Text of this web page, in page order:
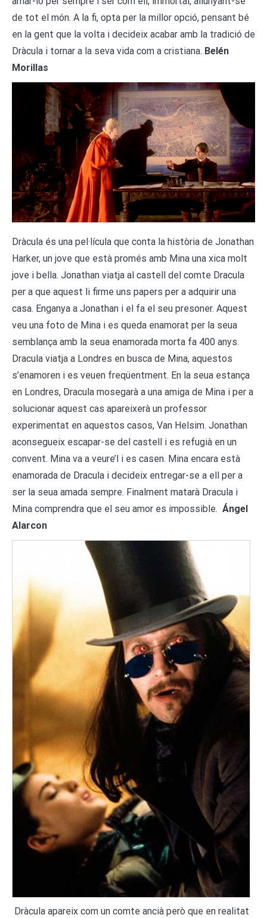
de tot el món. A la fi, opta per la millor opció, pensant bé
en la gent que la volta i decideix acabar amb la tradició de
Dràcula i tornar a la seva vida com a cristiana. Belén
Morillas
Dràcula és una pel·lícula que conta la història de Jonathan
Harker, un jove que està promés amb Mina una xica molt
jove i bella. Jonathan viatja al castell del comte Dracula
per a que aquest li firme uns papers per a adquirir una
casa. Enganya a Jonathan i el fa el seu presoner. Aquest
veu una foto de Mina i es queda enamorat per la seua
semblança amb la seua enamorada morta fa 400 anys.
Dracula viatja a Londres en busca de Mina, aquestos
s’enamoren i es veuen freqüentment. En la seua estança
en Londres, Dracula mosegarà a una amiga de Mina i per a
solucionar aquest cas apareixerà un professor
experimentat en aquestos casos, Van Helsim. Jonathan
aconsegueix escapar-se del castell i es refugià en un
convent. Mina va a veure’l i es casen. Mina encara està
enamorada de Dracula i decideix entregar-se a ell per a
ser la seua amada sempre. Finalment matarà Dracula i
Mina comprendra que el seu amor es impossible. Ángel
Alarcon
Dràcula apareix com un comte ancià però que en realitat